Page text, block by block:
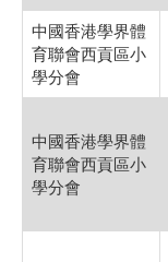
中國香港學界體
育聯會西貢區小
學分會
中國香港學界體
育聯會西貢區小
學分會